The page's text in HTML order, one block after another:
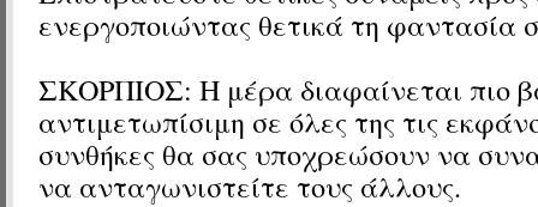
ενεργοποιώντας θετικά τη φαντασία
ΣΚΟΡΠΙΟΣ: Η μέρα διαφαίνεται πιο
αντιμετωπίσιμη σε όλες της τις
συνθήκες θα σας υποχρεώσουν να
να ανταγωνιστείτε τους άλλους.